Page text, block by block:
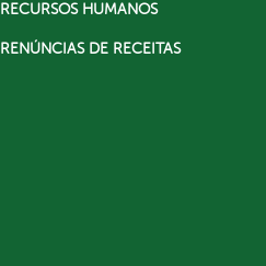
RECURSOS HUMANOS
RENÚNCIAS DE RECEITAS